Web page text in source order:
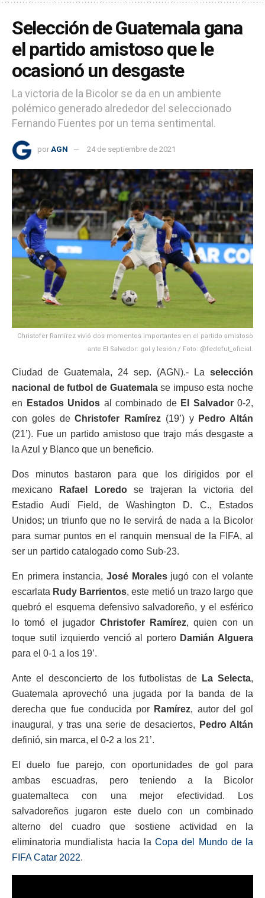
Selección de Guatemala gana
el partido amistoso que le
ocasionó un desgaste
La victoria de la Bicolor se da en un ambiente
polémico generado alrededor del seleccionado
Fernando Fuentes por un tema sentimental.
por AGN 24 de septiembre de 2021
Christofer Ramírez vivió dos momentos importantes en el partido amistoso
ante El Salvador: gol y lesión./ Foto: @fedefut_oficial.
Ciudad de Guatemala, 24 sep. (AGN).- La selección
nacional de futbol de Guatemalase impuso esta noche
en
Estados Unidos al combinado de El Salvador0-2,
con goles deChristofer Ramírez (19’) y Pedro Altán
(21’). Fue un partido amistoso que trajo más desgaste a
la Azul y Blanco que un beneficio.
Dos minutos bastaron para que los dirigidos por el
mexicano
Rafael Loredose trajeran la victoria del
Estadio Audi Field, de Washington D. C., Estados
Unidos; un triunfo que no le servirá de nada a la Bicolor
para sumar puntos en el ranquin mensual de la FIFA, al
ser un partido catalogado como Sub-23.
En primera instancia, José Moralesjugó con el volante
escarlata Rudy Barrientos, este metió un trazo largo que
quebró el esquema defensivo salvadoreño, y el esférico
lo tomó el jugador Christofer Ramírez, quien con un
toque sutil izquierdo venció al porteroDamián Alguera
para el 0-1 a los 19’.
Ante el desconcierto de los futbolistas de La Selecta,
Guatemala aprovechó una jugada por la banda de la
derecha que fue conducida por Ramírez, autor del gol
inaugural, y tras una serie de desaciertos,
Pedro Altán
definió, sin marca, el 0-2 a los 21’.
El duelo fue parejo, con oportunidades de gol para
ambas escuadras, pero teniendo a la Bicolor
guatemalteca con una mejor efectividad. Los
salvadoreños jugaron este duelo con un combinado
alterno del cuadro que sostiene actividad en la
eliminatoria mundialista hacia la Copa del Mundo de la
FIFA Catar 2022.